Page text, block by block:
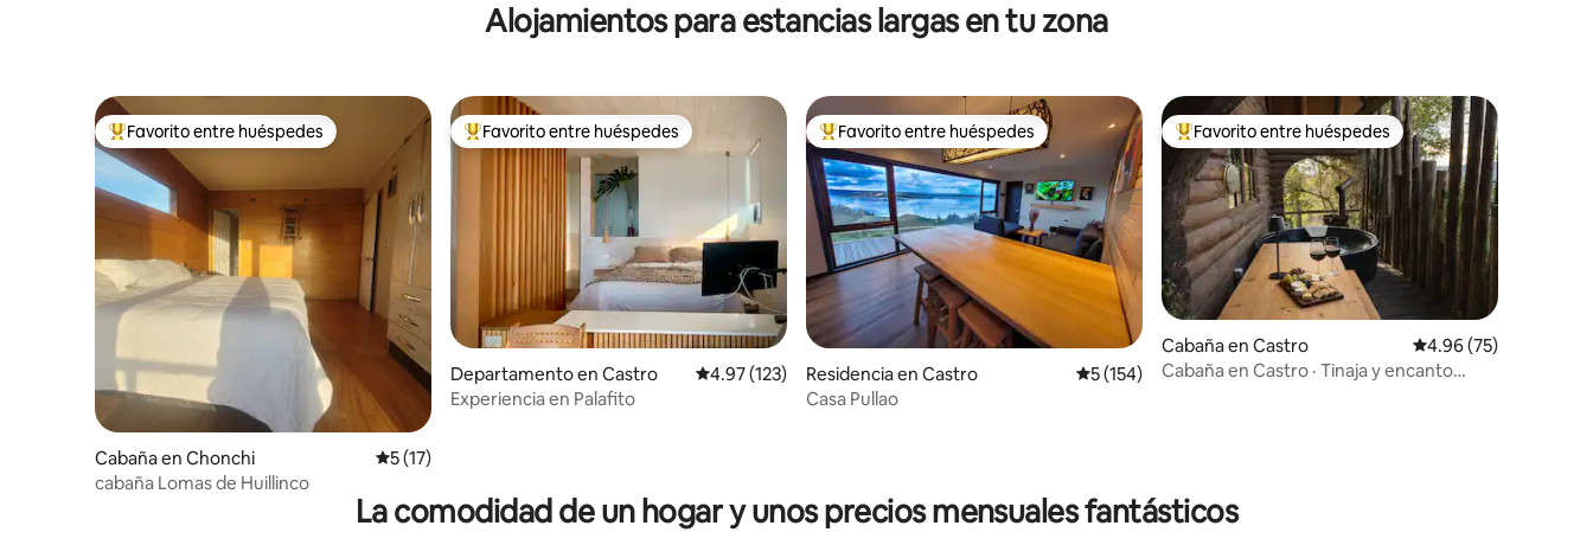
Alojamientos para estancias largas en tu zona
De los mejores en Favorito entre huéspedes
Favorito entre huéspedes
Cabaña en Chonchi Calificación promedio: 5 de 5; 17 evaluaciones
5 (17)
cabaña Lomas de Huillinco
De los mejores en Favorito entre huéspedes
Favorito entre huéspedes
Departamento en Castro Calificación promedio: 4.97 de 5; 123 evaluaciones
4.97 (123)
Experiencia en Palafito
De los mejores en Favorito entre huéspedes
Favorito entre huéspedes
Residencia en Castro Calificación promedio: 5 de 5; 154 evaluaciones
5 (154)
Casa Pullao
De los mejores en Favorito entre huéspedes
Favorito entre huéspedes
Cabaña en Castro Calificación
4.96 (75)
Cabaña en Castro · Tinaja y encanto
La comodidad de un hogar y unos precios mensuales fantásticos